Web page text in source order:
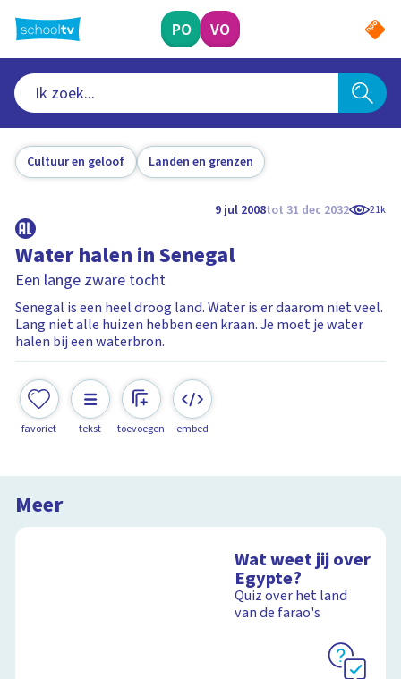
naar
hoofdinhoud
PO VO
Cultuur en geloof Landen en grenzen
9 jul 2008tot 31 dec 2032 21k
Water halen in Senegal
Een lange zware tocht
Senegal is een heel droog land. Water is er daarom niet veel.
Lang niet alle huizen hebben een kraan. Je moet je water
halen bij een waterbron.
favoriet tekst toevoegen embed
Meer
Wat weet jij over
Egypte?
Quiz over het land
van de farao's